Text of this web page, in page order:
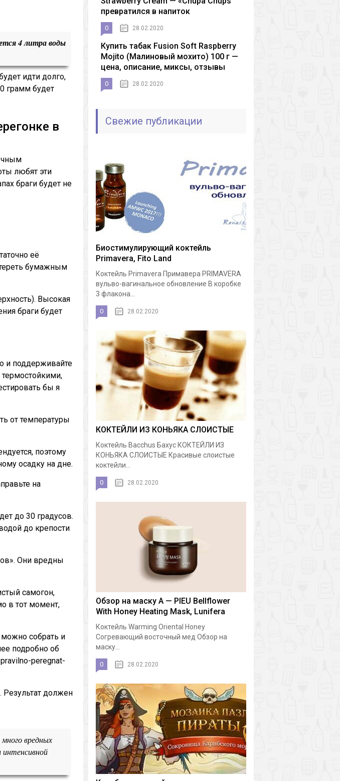
4 литра воды
идти долго,
грамм будет
в
любят эти
браги будет не
её
бумажным
Высокая
браги будет
и поддерживайте
термостойкими,
бы я
от температуры
поэтому
осадку на дне.
на
до 30 градусов.
до крепости
Они вредны
самогон,
в тот момент,
собрать и
подробно об
peregnat-
Результат должен
вредных
превратился в напиток
0 28.02.2020
Купить табак Fusion Soft Raspberry
Mojito (Малиновый мохито) 100 г —
цена, описание, миксы, отзывы
0 28.02.2020
Свежие публикации
Биостимулирующий коктейль
Primavera, Fito Land
Коктейль Primavera Примавера PRIMAVERA
вульво-вагинальное обновление В коробке
3 флакона...
0 28.02.2020
КОКТЕЙЛИ ИЗ КОНЬЯКА СЛОИСТЫЕ
Коктейль Bacchus Бахус КОКТЕЙЛИ ИЗ
КОНЬЯКА СЛОИСТЫЕ Красивые слоистые
коктейли...
0 28.02.2020
Обзор на маску A — PIEU Bellflower
With Honey Heating Mask, Lunifera
Коктейль Warming Oriental Honey
Согревающий восточный мед Обзор на
маску...
0 28.02.2020